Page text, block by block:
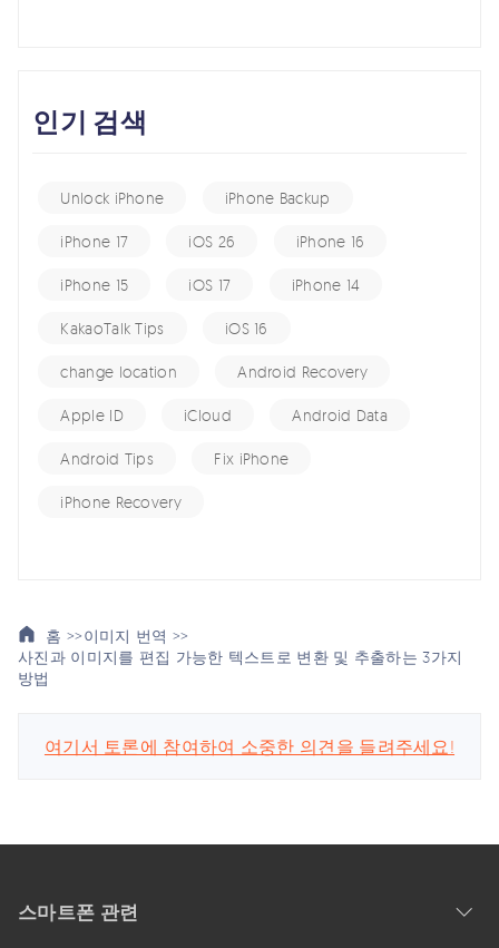
인기 검색
Unlock iPhone iPhone Backup
iPhone 17 iOS 26 iPhone 16
iPhone 15 iOS 17 iPhone 14
KakaoTalk Tips iOS 16
change location Android Recovery
Apple ID iCloud Android Data
Android Tips Fix iPhone
iPhone Recovery
홈 >>이미지 번역 >>
사진과 이미지를 편집 가능한 텍스트로 변환 및 추출하는 3가지
방법
여기서 토론에 참여하여 소중한 의견을 들려주세요!
스마트폰 관련